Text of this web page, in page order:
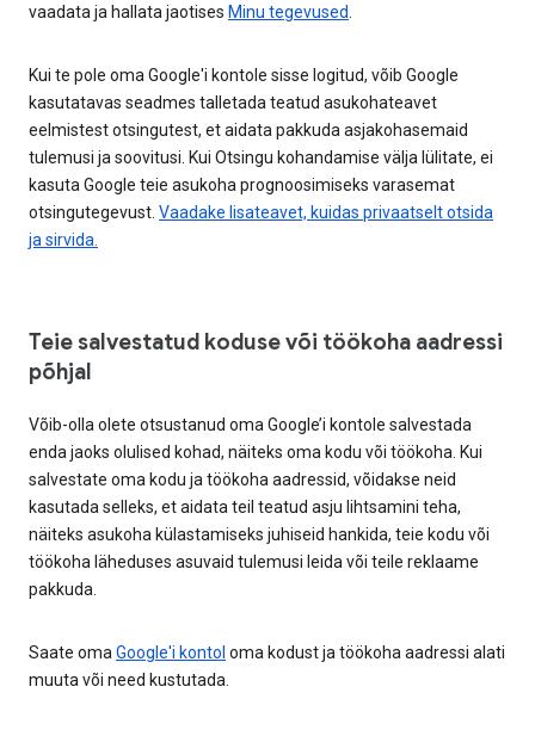
vaadata ja hallata jaotises Minu tegevused
Kui te pole oma Google'i kontole sisse logitud, võib Google
kasutatavas seadmes talletada teatud asukohateavet
eelmistest otsingutest, et aidata pakkuda asjakohasemaid
tulemusi ja soovitusi. Kui Otsingu kohandamise välja lülitate, ei
kasuta Google teie asukoha prognoosimiseks varasemat
otsingutegevust. Vaadake lisateavet, kuidas privaatselt otsida
ja sirvida.
Teie salvestatud koduse või töökoha aadressi
põhjal
Võib-olla olete otsustanud oma Google’i kontole salvestada
enda jaoks olulised kohad, näiteks oma kodu või töökoha. Kui
salvestate oma kodu ja töökoha aadressid, võidakse neid
kasutada selleks, et aidata teil teatud asju lihtsamini teha,
näiteks asukoha külastamiseks juhiseid hankida, teie kodu või
töökoha läheduses asuvaid tulemusi leida või teile reklaame
pakkuda.
Saate oma Google'i kontol oma kodust ja töökoha aadressi alati
muuta või need kustutada.